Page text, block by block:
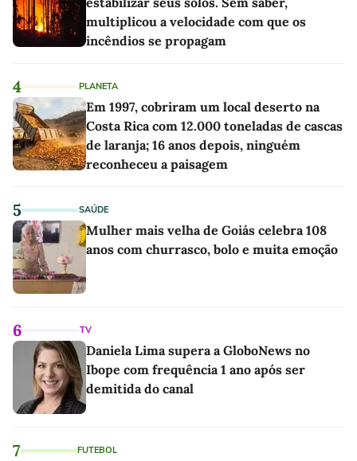
multiplicou a velocidade com que os
incêndios se propagam
4 PLANETA
Em 1997, cobriram um local deserto na
Costa Rica com 12.000 toneladas de cascas
de laranja; 16 anos depois, ninguém
reconheceu a paisagem
5 SAÚDE
Mulher mais velha de Goiás celebra 108
anos com churrasco, bolo e muita emoção
6 TV
Daniela Lima supera a GloboNews no
Ibope com frequência 1 ano após ser
demitida do canal
7 FUTEBOL